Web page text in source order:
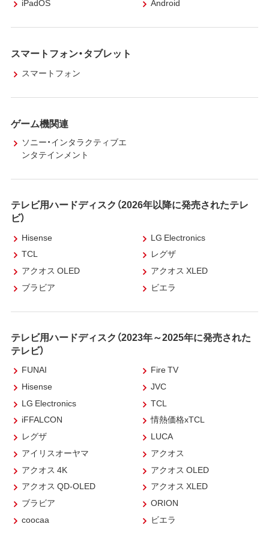
スマートフォン・タブレット
スマートフォン
ゲーム機関連
ソニー・インタラクティブエ
ンタテインメント
テレビ用ハードディスク（2026年以降に発売されたテレ
ビ）
Hisense
LG Electronics
TCL
レグザ
アクオス OLED
アクオス XLED
ブラビア
ビエラ
テレビ用ハードディスク（2023年～2025年に発売された
テレビ）
FUNAI
Fire TV
Hisense
JVC
LG Electronics
TCL
iFFALCON
情熱価格xTCL
レグザ
LUCA
アイリスオーヤマ
アクオス
アクオス 4K
アクオス OLED
アクオス QD-OLED
アクオス XLED
ブラビア
ORION
coocaa
ビエラ